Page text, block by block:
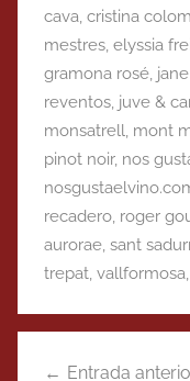
cava, cristina
mestres, elyssia
gramona rosé,
reventos, juve &
monsatrell, mont
pinot noir, nos
recadero, roger
aurorae, sant
trepat, vallformosa,
Entrada